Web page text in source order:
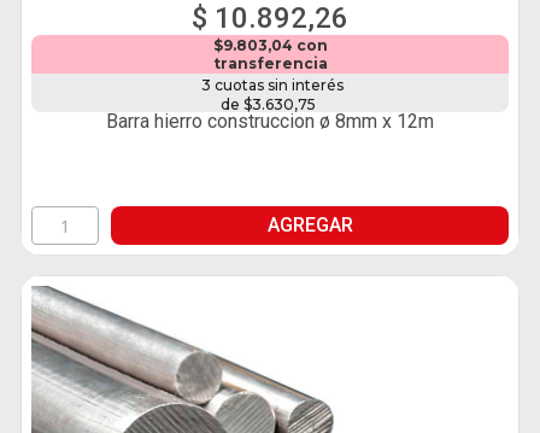
$ 10.892,26
$9.803,04 con
transferencia
3 cuotas sin interés
de $3.630,75
Barra hierro construccion ø 8mm x 12m
AGREGAR